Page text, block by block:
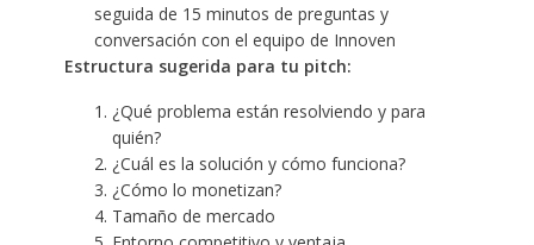
seguida de 15 minutos de preguntas y
conversación con el equipo de Innoven
Estructura sugerida para tu pitch:
¿Qué problema están resolviendo y para
quién?
¿Cuál es la solución y cómo funciona?
¿Cómo lo monetizan?
Tamaño de mercado